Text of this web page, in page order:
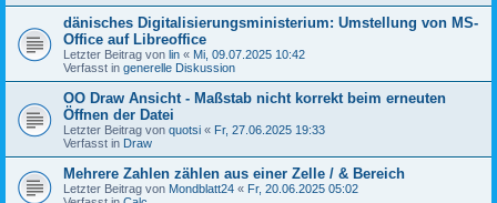
dänisches Digitalisierungsministerium: Umstellung von MS-
Office auf Libreoffice
Letzter Beitrag von lin « Mi, 09.07.2025 10:42
Verfasst in generelle Diskussion
OO Draw Ansicht - Maßstab nicht korrekt beim erneuten
Öffnen der Datei
Letzter Beitrag von quotsi « Fr, 27.06.2025 19:33
Verfasst in Draw
Mehrere Zahlen zählen aus einer Zelle / & Bereich
Letzter Beitrag von Mondblatt24 « Fr, 20.06.2025 05:02